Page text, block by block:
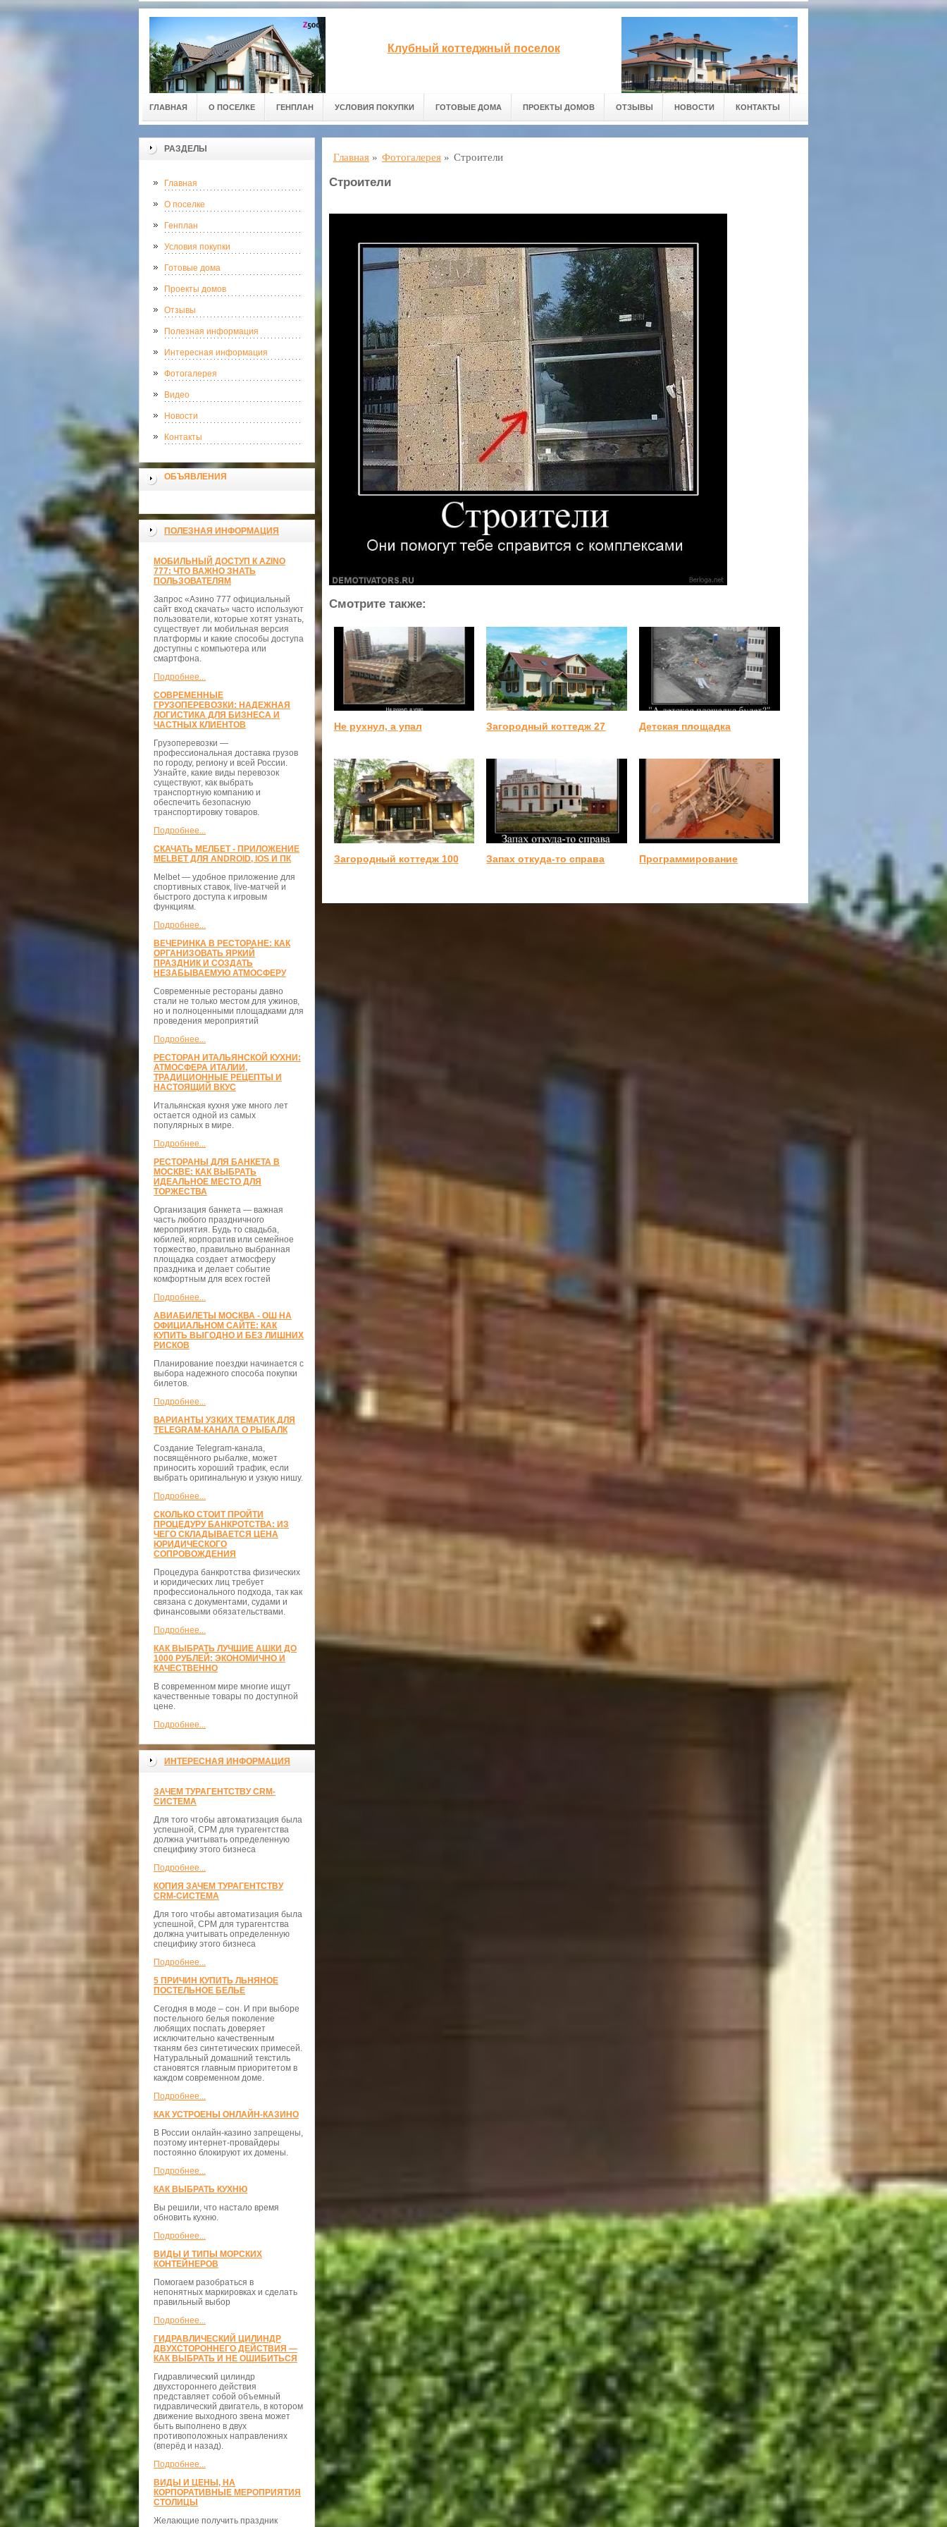
Клубный коттеджный поселок
ГЛАВНАЯ О ПОСЕЛКЕ ГЕНПЛАН УСЛОВИЯ ПОКУПКИ ГОТОВЫЕ ДОМА ПРОЕКТЫ ДОМОВ ОТЗЫВЫ НОВОСТИ КОНТАКТЫ
РАЗДЕЛЫ
Главная
О поселке
Генплан
Условия покупки
Готовые дома
Проекты домов
Отзывы
Полезная информация
Интересная информация
Фотогалерея
Видео
Новости
Контакты
ОБЪЯВЛЕНИЯ
ПОЛЕЗНАЯ ИНФОРМАЦИЯ
МОБИЛЬНЫЙ ДОСТУП К AZINO
777: ЧТО ВАЖНО ЗНАТЬ
ПОЛЬЗОВАТЕЛЯМ
Запрос «Азино 777 официальный
сайт вход скачать» часто используют
пользователи, которые хотят узнать,
существует ли мобильная версия
платформы и какие способы доступа
доступны с компьютера или
смартфона.
Подробнее...
СОВРЕМЕННЫЕ
ГРУЗОПЕРЕВОЗКИ: НАДЕЖНАЯ
ЛОГИСТИКА ДЛЯ БИЗНЕСА И
ЧАСТНЫХ КЛИЕНТОВ
Грузоперевозки —
профессиональная доставка грузов
по городу, региону и всей России.
Узнайте, какие виды перевозок
существуют, как выбрать
транспортную компанию и
обеспечить безопасную
транспортировку товаров.
Подробнее...
СКАЧАТЬ МЕЛБЕТ - ПРИЛОЖЕНИЕ
MELBET ДЛЯ ANDROID, IOS И ПК
Melbet — удобное приложение для
спортивных ставок, live-матчей и
быстрого доступа к игровым
функциям.
Подробнее...
ВЕЧЕРИНКА В РЕСТОРАНЕ: КАК
ОРГАНИЗОВАТЬ ЯРКИЙ
ПРАЗДНИК И СОЗДАТЬ
НЕЗАБЫВАЕМУЮ АТМОСФЕРУ
Современные рестораны давно
стали не только местом для ужинов,
но и полноценными площадками для
проведения мероприятий
Подробнее...
РЕСТОРАН ИТАЛЬЯНСКОЙ КУХНИ:
АТМОСФЕРА ИТАЛИИ,
ТРАДИЦИОННЫЕ РЕЦЕПТЫ И
НАСТОЯЩИЙ ВКУС
Итальянская кухня уже много лет
остается одной из самых
популярных в мире.
Подробнее...
РЕСТОРАНЫ ДЛЯ БАНКЕТА В
МОСКВЕ: КАК ВЫБРАТЬ
ИДЕАЛЬНОЕ МЕСТО ДЛЯ
ТОРЖЕСТВА
Организация банкета — важная
часть любого праздничного
мероприятия. Будь то свадьба,
юбилей, корпоратив или семейное
торжество, правильно выбранная
площадка создает атмосферу
праздника и делает событие
комфортным для всех гостей
Подробнее...
АВИАБИЛЕТЫ МОСКВА - ОШ НА
ОФИЦИАЛЬНОМ САЙТЕ: КАК
КУПИТЬ ВЫГОДНО И БЕЗ ЛИШНИХ
РИСКОВ
Планирование поездки начинается с
выбора надежного способа покупки
билетов.
Подробнее...
ВАРИАНТЫ УЗКИХ ТЕМАТИК ДЛЯ
TELEGRAM-КАНАЛА О РЫБАЛК
Создание Telegram-канала,
посвящённого рыбалке, может
приносить хороший трафик, если
выбрать оригинальную и узкую нишу.
Подробнее...
СКОЛЬКО СТОИТ ПРОЙТИ
ПРОЦЕДУРУ БАНКРОТСТВА: ИЗ
ЧЕГО СКЛАДЫВАЕТСЯ ЦЕНА
ЮРИДИЧЕСКОГО
СОПРОВОЖДЕНИЯ
Процедура банкротства физических
и юридических лиц требует
профессионального подхода, так как
связана с документами, судами и
финансовыми обязательствами.
Подробнее...
КАК ВЫБРАТЬ ЛУЧШИЕ АШКИ ДО
1000 РУБЛЕЙ: ЭКОНОМИЧНО И
КАЧЕСТВЕННО
В современном мире многие ищут
качественные товары по доступной
цене.
Подробнее...
ИНТЕРЕСНАЯ ИНФОРМАЦИЯ
ЗАЧЕМ ТУРАГЕНТСТВУ CRM-
СИСТЕМА
Для того чтобы автоматизация была
успешной, СРМ для турагентства
должна учитывать определенную
специфику этого бизнеса
Подробнее...
КОПИЯ ЗАЧЕМ ТУРАГЕНТСТВУ
CRM-СИСТЕМА
Для того чтобы автоматизация была
успешной, СРМ для турагентства
должна учитывать определенную
специфику этого бизнеса
Подробнее...
5 ПРИЧИН КУПИТЬ ЛЬНЯНОЕ
ПОСТЕЛЬНОЕ БЕЛЬЕ
Сегодня в моде – сон. И при выборе
постельного белья поколение
любящих поспать доверяет
исключительно качественным
тканям без синтетических примесей.
Натуральный домашний текстиль
становятся главным приоритетом в
каждом современном доме.
Подробнее...
КАК УСТРОЕНЫ ОНЛАЙН-КАЗИНО
В России онлайн-казино запрещены,
поэтому интернет-провайдеры
постоянно блокируют их домены.
Подробнее...
КАК ВЫБРАТЬ КУХНЮ
Вы решили, что настало время
обновить кухню.
Подробнее...
ВИДЫ И ТИПЫ МОРСКИХ
КОНТЕЙНЕРОВ
Помогаем разобраться в
непонятных маркировках и сделать
правильный выбор
Подробнее...
ГИДРАВЛИЧЕСКИЙ ЦИЛИНДР
ДВУХСТОРОННЕГО ДЕЙСТВИЯ —
КАК ВЫБРАТЬ И НЕ ОШИБИТЬСЯ
Гидравлический цилиндр
двухстороннего действия
представляет собой объемный
гидравлический двигатель, в котором
движение выходного звена может
быть выполнено в двух
противоположных направлениях
(вперёд и назад).
Подробнее...
ВИДЫ И ЦЕНЫ, НА
КОРПОРАТИВНЫЕ МЕРОПРИЯТИЯ
СТОЛИЦЫ
Желающие получить праздник
Главная » Фотогалерея » Строители
Строители
Смотрите также:
Не рухнул, а упал Загородный коттедж 27 Детская площадка
Загородный коттедж 100 Запах откуда-то справа Программирование